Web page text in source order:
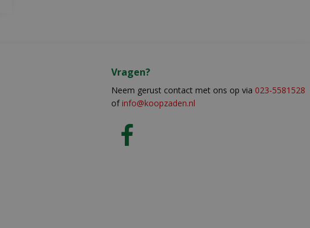
Vragen?
Neem gerust contact met ons op via 023-5581528
of info@koopzaden.nl